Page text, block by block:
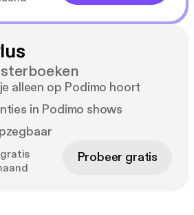
alleen op Podimo hoort
in Podimo shows
Probeer gratis